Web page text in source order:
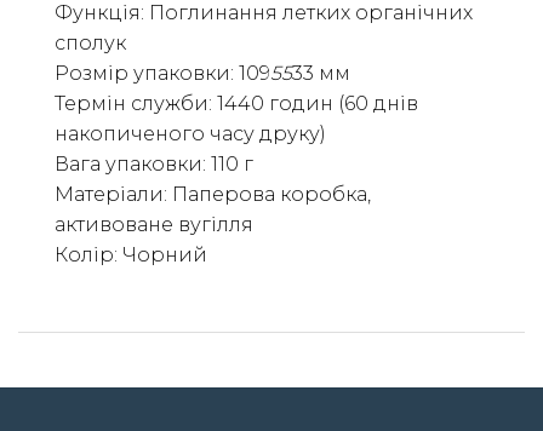
Функція: Поглинання летких органічних
сполук
Розмір упаковки: 1095533 мм
Термін служби: 1440 годин (60 днів
накопиченого часу друку)
Вага упаковки: 110 г
Матеріали: Паперова коробка,
активоване вугілля
Колір: Чорний